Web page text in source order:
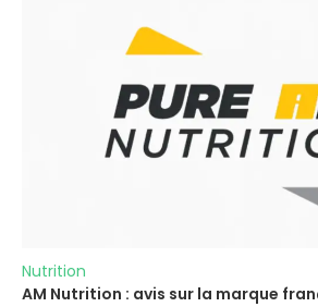
Nutrition
AM Nutrition : avis sur la marque